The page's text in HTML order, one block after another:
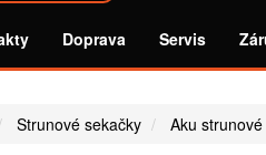
Doprava Servis
Strunové sekačky Aku